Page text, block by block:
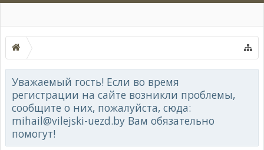
Уважаемый гость! Если во время
регистрации на сайте возникли проблемы,
сообщите о них, пожалуйста, сюда:
mihail@vilejski-uezd.by Вам обязательно
помогут!